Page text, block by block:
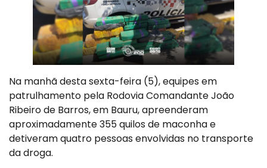
Na manhã desta sexta-feira (5), equipes em
patrulhamento pela Rodovia Comandante João
Ribeiro de Barros, em Bauru, apreenderam
aproximadamente 355 quilos de maconha e
detiveram quatro pessoas envolvidas no transporte
da droga.